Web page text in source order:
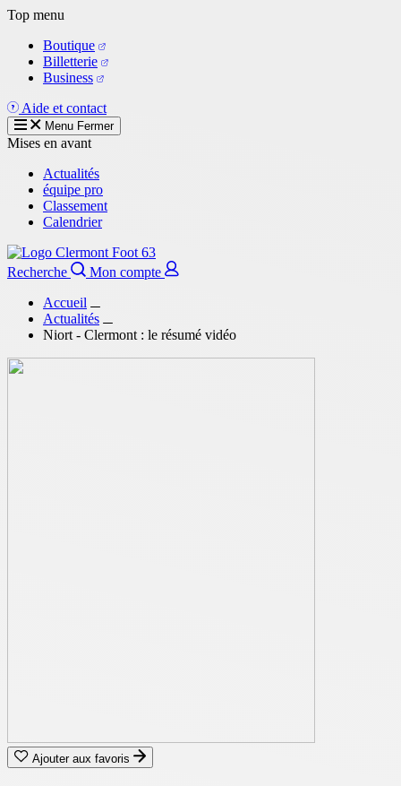
Aller
contenu
principal
Top menu
Boutique
Billetterie
Business
Aide et contact
Menu Fermer
Mises en avant
Actualités
équipe pro
Classement
Calendrier
Recherche
Mon compte
Accueil
Actualités
Niort - Clermont : le résumé vidéo
Ajouter aux favoris